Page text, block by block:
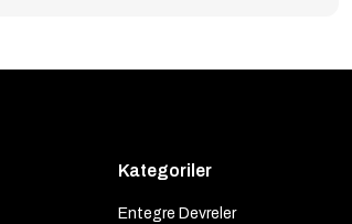
Kategoriler
Entegre Devreler